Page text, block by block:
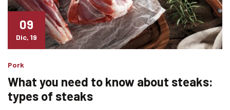
09
Dic, 19
Pork
What you need to know about steaks:
types of steaks